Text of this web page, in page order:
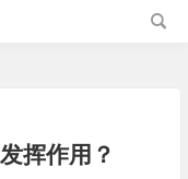
挥作用？